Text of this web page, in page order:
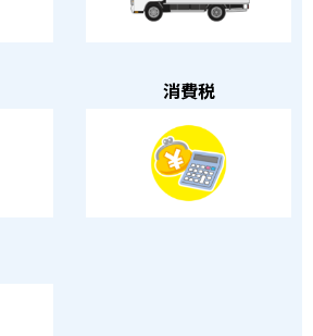
消費税